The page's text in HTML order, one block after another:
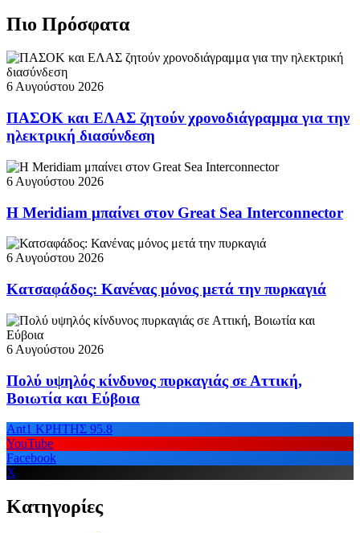
Πιο Πρόσφατα
6 Αυγούστου 2026
ΠΑΣΟΚ και ΕΛΑΣ ζητούν χρονοδιάγραμμα για την
ηλεκτρική διασύνδεση
6 Αυγούστου 2026
Η Meridiam μπαίνει στον Great Sea Interconnector
6 Αυγούστου 2026
Κατσαφάδος: Κανένας μόνος μετά την πυρκαγιά
6 Αυγούστου 2026
Πολύ υψηλός κίνδυνος πυρκαγιάς σε Αττική,
Βοιωτία και Εύβοια
Ant1 ΚΡΗΤΗΣ 95.8
YouTube
Facebook
X
Κατηγορίες